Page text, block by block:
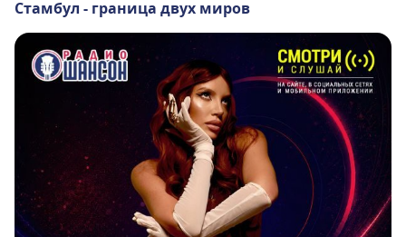
Стамбул - граница двух миров